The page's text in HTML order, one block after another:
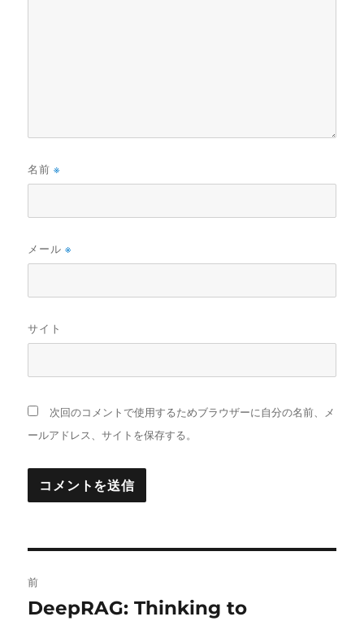
名前※
メール※
サイト
次回のコメントで使用するためブラウザーに自分の名前、メ
ールアドレス、サイトを保存する。
稿
前
前
DeepRAG: Thinking to